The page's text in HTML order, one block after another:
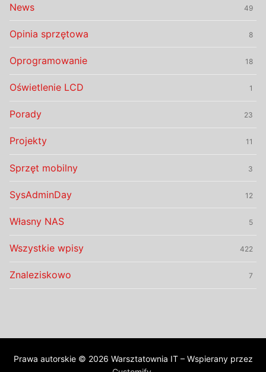
News 49
Opinia sprzętowa 8
Oprogramowanie 18
Oświetlenie LCD 1
Porady 23
Projekty 11
Sprzęt mobilny 3
SysAdminDay 12
Własny NAS 5
Wszystkie wpisy 422
Znaleziskowo 7
Prawa autorskie © 2026 Warsztatownia IT – Wspierany przez